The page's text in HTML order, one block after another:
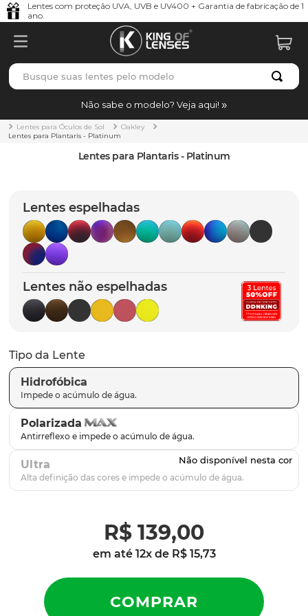
Lentes com proteção UVA, UVB e UV400 + Garantia de fabricação de 1
ano.
Busque suas lentes pelo modelo
Não sabe o modelo? Veja aqui!
Lentes para Óculos de Sol
Oakley
Lentes para Plantaris - Platinum
Lentes para Plantaris - Platinum
Lentes espelhadas
Lentes não espelhadas
Tipo da Lente
Hidrofóbica
Polarizada
Ultra
R$ 139,00
em até 12x de R$ 15,73
TERMOS MAIS BUSCADOS
1º borrachas
holbrook
5º chaves
6º t-shock
7º latch
8º gasket
9º parafusos